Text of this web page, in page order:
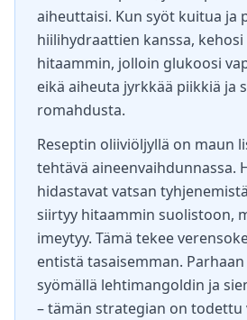
aiheuttaisi. Kun syöt kuitua ja
hiilihydraattien kanssa,
hitaammin, jolloin glukoosi
eikä aiheuta jyrkkää piikkiä ja
romahdusta.
Reseptin oliiviöljyllä on maun
tehtävä aineenvaihdunnassa.
hidastavat vatsan
siirtyy hitaammin suolistoon,
imeytyy. Tämä tekee
entistä tasaisemman.
syömällä lehtimangoldin ja
– tämän strategian on todettu